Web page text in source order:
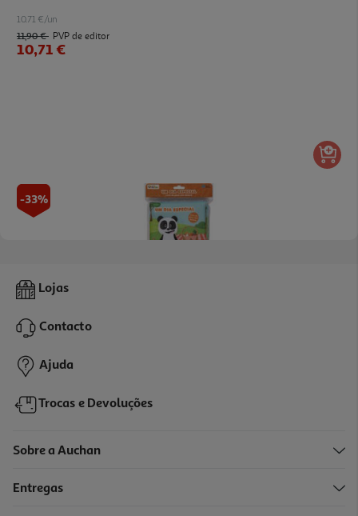
10.71 €/un
11,90 € PVP de editor
10,71 €
-33%
Livro Canal Panda - Um Dia Especial -livro De Pano Com Textura
14,40 € PVP de editor
8,64 €
-10%
Lojas
Contacto
Ajuda
Trocas e Devoluções
Sobre a Auchan
Entregas